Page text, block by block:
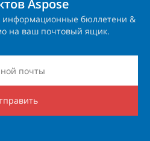
Aspose
информационные бюллетени &
на ваш почтовый ящик.